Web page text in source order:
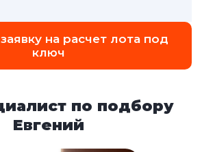
на расчет лота под
ключ
по подбору
Евгений